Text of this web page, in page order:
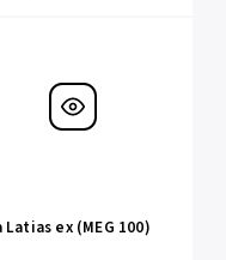
Latias ex (MEG 100)